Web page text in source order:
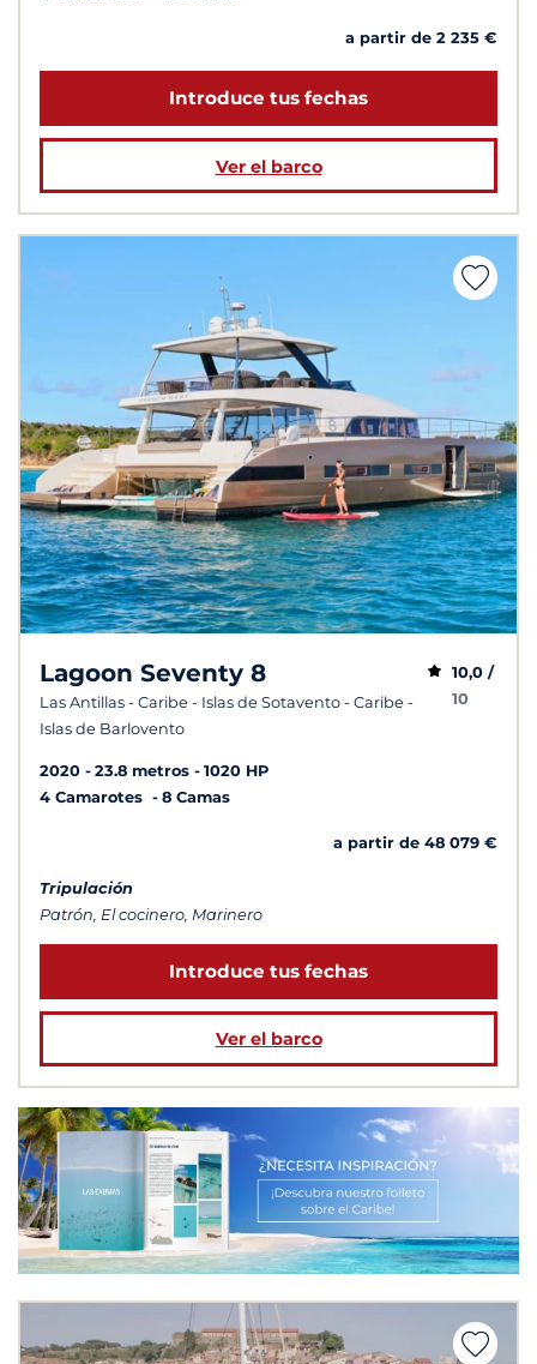
a partir de 2 235 €
Introduce tus fechas
Ver el barco
Lagoon Seventy 8
Las Antillas - Caribe - Islas de Sotavento - Caribe -
Islas de Barlovento
10,0 /
10
2020 23.8 metros
1020 HP
4 Camarotes
8 Camas
a partir de 48 079 €
Tripulación
Patrón, El cocinero, Marinero
Introduce tus fechas
Ver el barco